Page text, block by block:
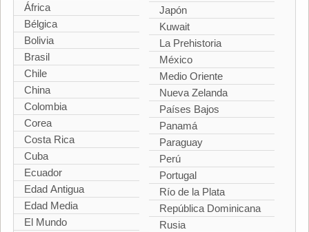
África
Bélgica
Bolivia
Brasil
Chile
China
Colombia
Corea
Costa Rica
Cuba
Ecuador
Edad Antigua
Edad Media
El Mundo
Japón
Kuwait
La Prehistoria
México
Medio Oriente
Nueva Zelanda
Países Bajos
Panamá
Paraguay
Perú
Portugal
Río de la Plata
República Dominicana
Rusia